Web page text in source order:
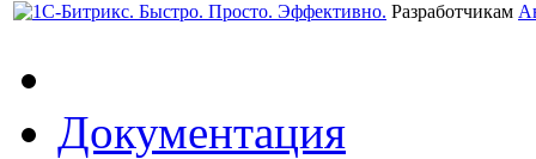
Разработчикам
Документация